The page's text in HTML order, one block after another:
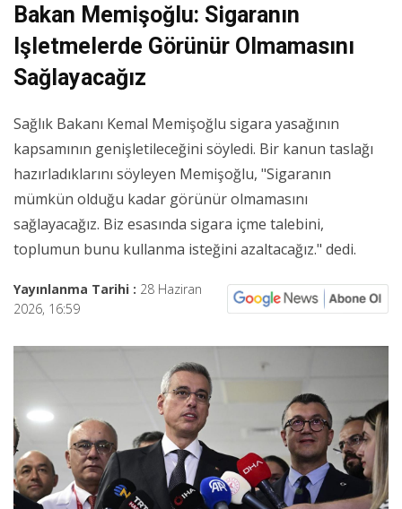
Bakan Memişoğlu: Sigaranın
Işletmelerde Görünür Olmamasını
Sağlayacağız
Sağlık Bakanı Kemal Memişoğlu sigara yasağının
kapsamının genişletileceğini söyledi. Bir kanun taslağı
hazırladıklarını söyleyen Memişoğlu, "Sigaranın
mümkün olduğu kadar görünür olmamasını
sağlayacağız. Biz esasında sigara içme talebini,
toplumun bunu kullanma isteğini azaltacağız." dedi.
Yayınlanma Tarihi : 28 Haziran
2026, 16:59